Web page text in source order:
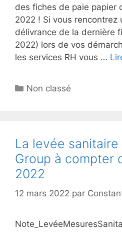
des fiches de paie papier
2022 ! Si vous rencontrez
délivrance de la dernière
2022) lors de vos
les services RH vous …
Non classé
La levée sanitaire
Group à compter
2022
12 mars 2022 par